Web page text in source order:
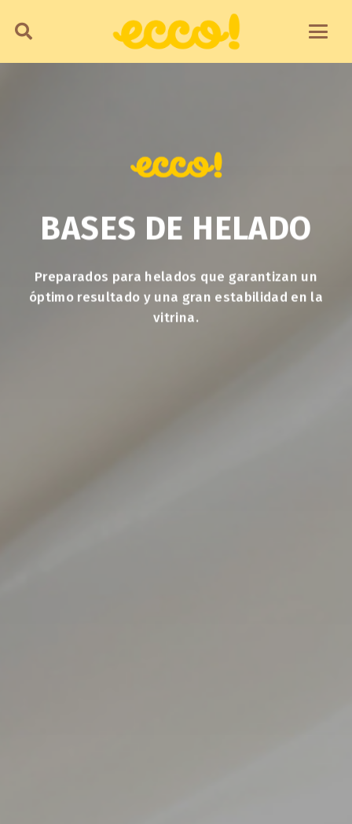
BASES DE HELADO
Preparados para helados que garantizan un
óptimo resultado y una gran estabilidad en la
vitrina.